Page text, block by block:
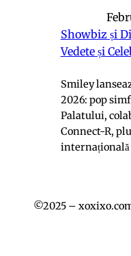
Showbiz și
Vedete și
Smiley
2026: pop
Palatului,
Connect-R,
internațională
©2025 –